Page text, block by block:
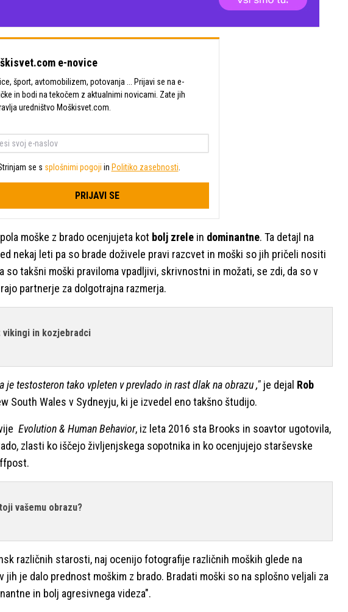
e-novice
šport, avtomobilizem, potovanja ... Prijavi se na e-
in bodi na tekočem z aktualnimi novicami. Zate jih
uredništvo Moškisvet.com.
se s splošnimi pogoji in Politiko zasebnosti
PRIJAVI SE
moške z brado ocenjujeta kot bolj zrele in dominantne. Ta detajl na
nekaj leti pa so brade doživele pravi razcvet in moški so jih pričeli nositi
so takšni moški praviloma vpadljivi, skrivnostni in možati, se zdi, da so v
partnerje za dolgotrajna razmerja.
vikingi in kozjebradci
je testosteron tako vpleten v prevlado in rast dlak na obrazu ," je dejal Rob
South Wales v Sydneyju, ki je izvedel eno takšno študijo.
Evolution & Human Behavior, iz leta 2016 sta Brooks in soavtor ugotovila,
zlasti ko iščejo življenjskega sopotnika in ko ocenjujejo starševske
vašemu obrazu?
različnih starosti, naj ocenijo fotografije različnih moških glede na
je dalo prednost moškim z brado. Bradati moški so na splošno veljali za
in bolj agresivnega videza".